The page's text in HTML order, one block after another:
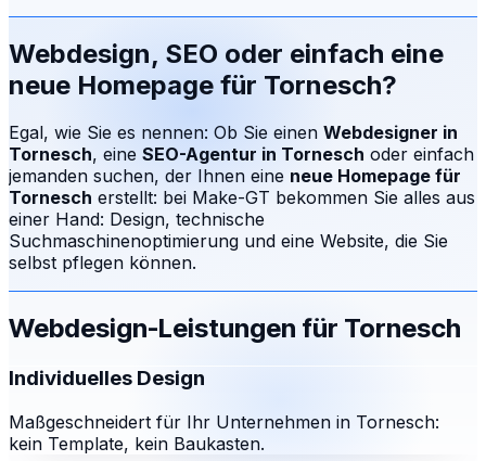
Webdesign, SEO oder einfach eine
neue Homepage für Tornesch?
Egal, wie Sie es nennen: Ob Sie einen Webdesigner in
Tornesch, eine SEO-Agentur in Tornesch oder einfach
jemanden suchen, der Ihnen eine neue Homepage für
Tornesch erstellt: bei Make-GT bekommen Sie alles aus
einer Hand: Design, technische
Suchmaschinenoptimierung und eine Website, die Sie
selbst pflegen können.
Webdesign-Leistungen für Tornesch
Individuelles Design
Maßgeschneidert für Ihr Unternehmen in Tornesch:
kein Template, kein Baukasten.